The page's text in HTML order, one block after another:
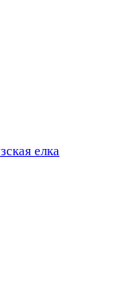
елка